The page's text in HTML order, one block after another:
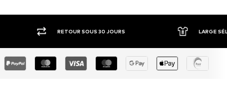
SOUS 30 JOURS LARGE SÉLECTION DE MARQUES